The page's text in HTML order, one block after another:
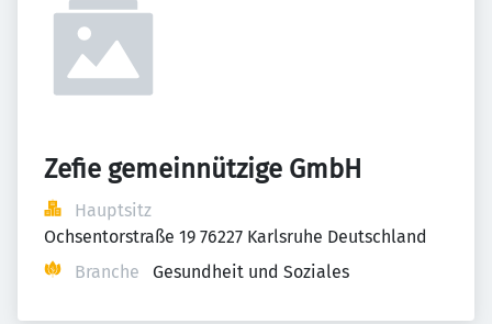
Zefie gemeinnützige GmbH
Hauptsitz
Ochsentorstraße 19 76227 Karlsruhe Deutschland
Branche
Gesundheit und Soziales